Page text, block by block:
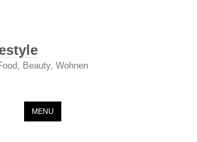
Beauty, Wohnen
MENU